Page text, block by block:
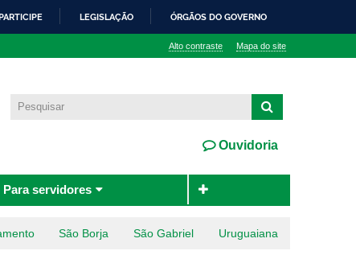
LEGISLAÇÃO ÓRGÃOS DO GOVERNO
Alto contraste Mapa do site
Ouvidoria
Para servidores
São Borja São Gabriel Uruguaiana